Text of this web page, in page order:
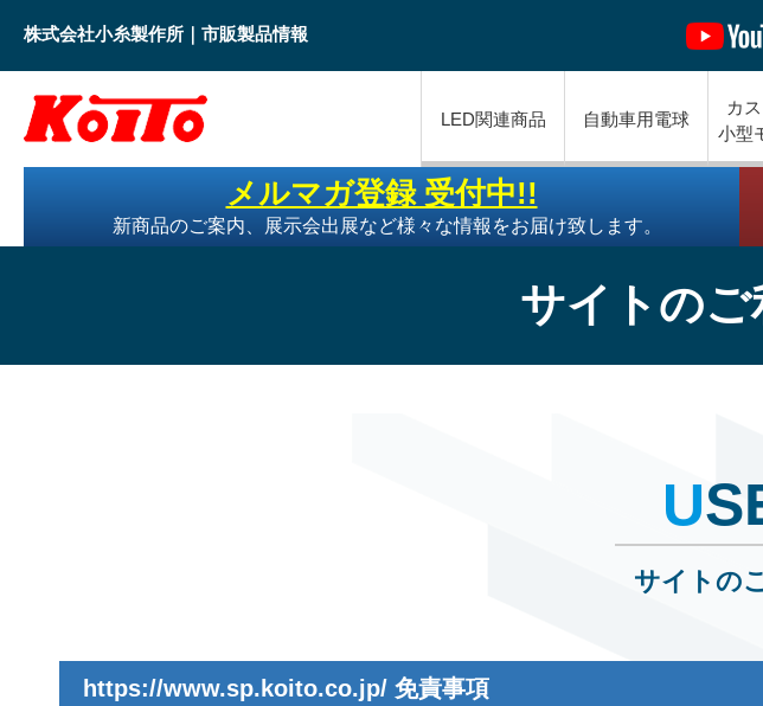
株式会社小糸製作所｜市販製品情報
LED関連商品 自動車用電球
カ
小型
メルマガ登録 受付中!!
新商品のご案内、展示会出展など様々な情報をお届け致します。
サイトの
U
サイトの
https://www.sp.koito.co.jp/ 免責事項